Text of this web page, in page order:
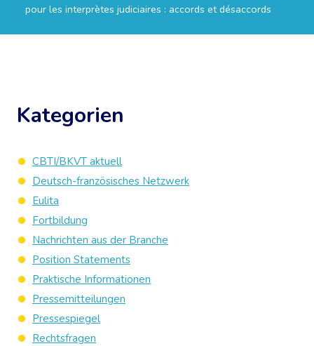
pour les interprètes judiciaires : accords et désaccords
Kategorien
CBTI/BKVT aktuell
Deutsch-französisches Netzwerk
Eulita
Fortbildung
Nachrichten aus der Branche
Position Statements
Praktische Informationen
Pressemitteilungen
Pressespiegel
Rechtsfragen